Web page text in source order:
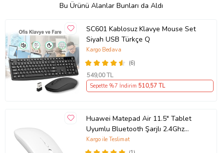
Bu Ürünü Alanlar Bunları da Aldı
SC601 Kablosuz Klavye Mouse Set
Siyah USB Türkçe Q
(6)
Kargo Bedava
549,00 TL
Sepette %7 İndirim 510,57 TL
Huawei Matepad Air 11.5" Tablet
Uyumlu Bluetooth Şarjlı 2.4Ghz
Kablosuz Mouse Sessiz Tıklama
(Beyaz)
Kargo ile Teslimat